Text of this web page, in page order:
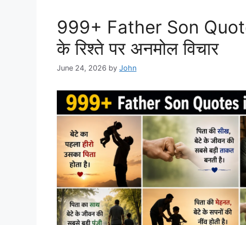
999+ Father Son
के रिश्ते पर अनमोल विचार
June 24, 2026 by John